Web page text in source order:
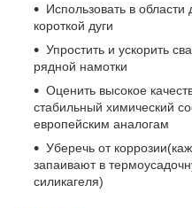
Использовать в области
короткой дуги
Упростить и ускорить
рядной намотки
Оценить высокое
стабильный химический
европейским аналогам
Уберечь от
запаивают в
силикагеля)